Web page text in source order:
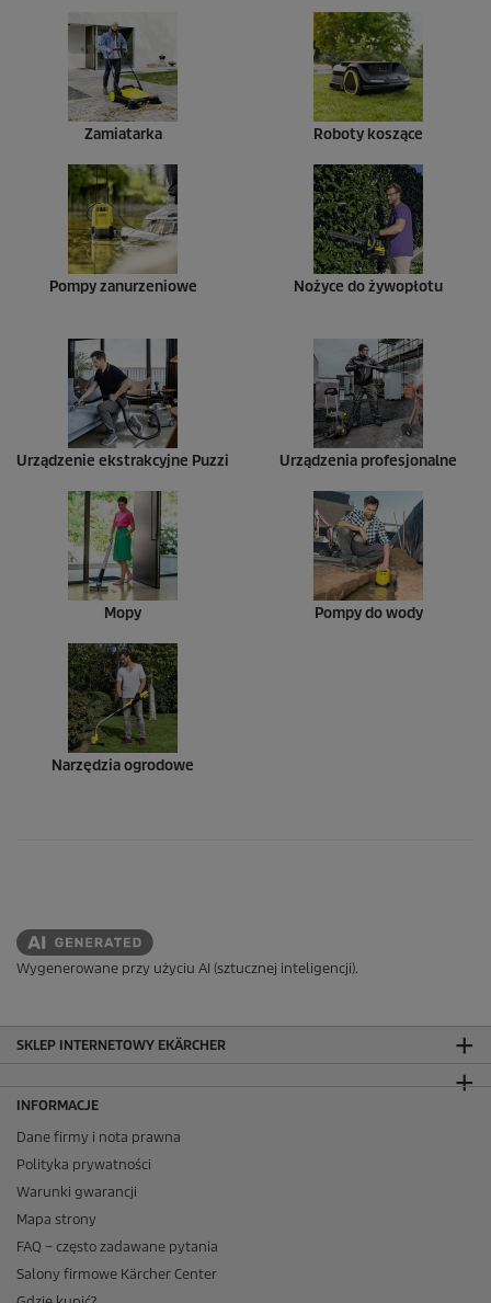
Zamiatarka Roboty koszące
Pompy zanurzeniowe Nożyce do żywopłotu
Urządzenie ekstrakcyjne Puzzi Urządzenia profesjonalne
Mopy Pompy do wody
Narzędzia ogrodowe
Wygenerowane przy użyciu AI (sztucznej inteligencji).
SKLEP INTERNETOWY EKÄRCHER
INFORMACJE
Dane firmy i nota prawna
Polityka prywatności
Warunki gwarancji
Mapa strony
FAQ – często zadawane pytania
Salony firmowe Kärcher Center